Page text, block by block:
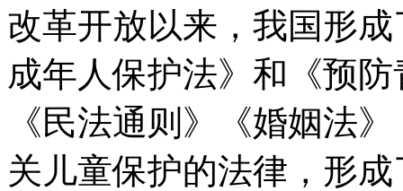
改革开放以来，我国形
成年人保护法》和《预
《民法通则》《婚姻法
关儿童保护的法律，形